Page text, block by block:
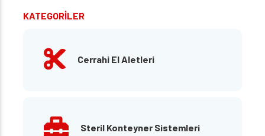
KATEGORİLER
Cerrahi El Aletleri
Steril Konteyner Sistemleri